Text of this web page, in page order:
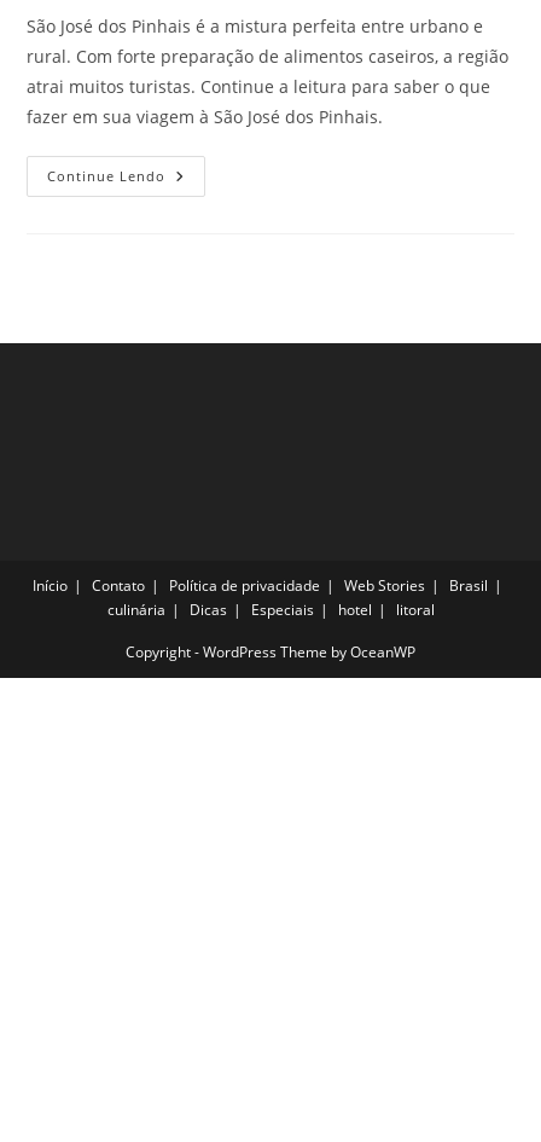
São José dos Pinhais é a mistura perfeita entre urbano e
rural. Com forte preparação de alimentos caseiros, a região
atrai muitos turistas. Continue a leitura para saber o que
fazer em sua viagem à São José dos Pinhais.
Continue Lendo Conheça
São
Início Contato Política de privacidade Web Stories
Brasil
culinária
Dicas Especiais hotel litoral
Copyright - WordPress Theme by OceanWP